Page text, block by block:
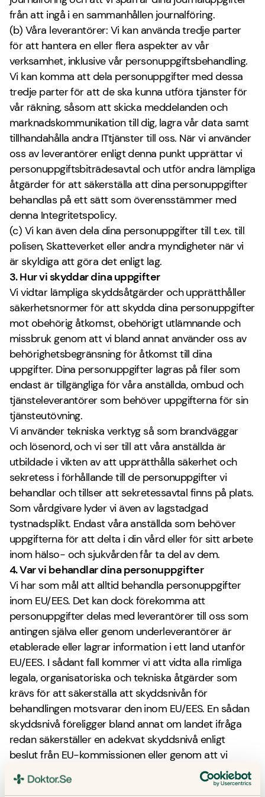
från att ingå i en sammanhållen journalföring.
(b) Våra leverantörer: Vi kan använda tredje parter
för att hantera en eller flera aspekter av vår
verksamhet, inklusive vår personuppgiftsbehandling.
Vi kan komma att dela personuppgifter med dessa
tredje parter för att de ska kunna utföra tjänster för
vår räkning, såsom att skicka meddelanden och
marknadskommunikation till dig, lagra vår data samt
tillhandahålla andra ITtjänster till oss. När vi använder
oss av leverantörer enligt denna punkt upprättar vi
personuppgiftsbiträdesavtal och utför andra lämpliga
åtgärder för att säkerställa att dina personuppgifter
behandlas på ett sätt som överensstämmer med
denna Integritetspolicy.
(c) Vi kan även dela dina personuppgifter till t.ex. till
polisen, Skatteverket eller andra myndigheter när vi
är skyldiga att göra det enligt lag.
3. Hur vi skyddar dina uppgifter
Vi vidtar lämpliga skyddsåtgärder och upprätthåller
säkerhetsnormer för att skydda dina personuppgifter
mot obehörig åtkomst, obehörigt utlämnande och
missbruk genom att vi bland annat använder oss av
behörighetsbegränsning för åtkomst till dina
uppgifter. Dina personuppgifter lagras på filer som
endast är tillgängliga för våra anställda, ombud och
tjänsteleverantörer som behöver uppgifterna för sin
tjänsteutövning.
Vi använder tekniska verktyg så som brandväggar
och lösenord, och vi ser till att våra anställda är
utbildade i vikten av att upprätthålla säkerhet och
sekretess i förhållande till de personuppgifter vi
behandlar och tillser att sekretessavtal finns på plats.
Som vårdgivare lyder vi även av lagstadgad
tystnadsplikt. Endast våra anställda som behöver
uppgifterna för att delta i din vård eller för sitt arbete
inom hälso- och sjukvården får ta del av dem.
4. Var vi behandlar dina personuppgifter
Vi har som mål att alltid behandla personuppgifter
inom EU/EES. Det kan dock förekomma att
personuppgifter delas med leverantörer till oss som
antingen själva eller genom underleverantörer är
etablerade eller lagrar information i ett land utanför
EU/EES. I sådant fall kommer vi att vidta alla rimliga
legala, organisatoriska och tekniska åtgärder som
krävs för att säkerställa att skyddsnivån för
behandlingen motsvarar den inom EU/EES. En sådan
skyddsnivå föreligger bland annat om landet ifråga
redan säkerställer en adekvat skyddsnivå enligt
beslut från EU-kommissionen eller genom att vi
använder andra lämpliga skyddsåtgärder såsom
standardavtalsklausuler eller godkända